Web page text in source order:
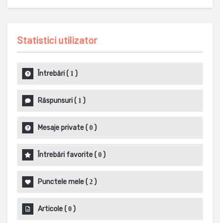
Statistici utilizator
Întrebări( 1 )
Răspunsuri( 1 )
Mesaje private( 0 )
Întrebări favorite( 0 )
Punctele mele( 2 )
Articole( 0 )